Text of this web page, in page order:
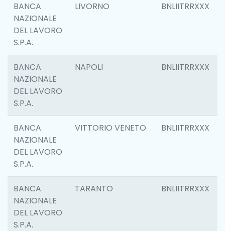
BANCA
NAZIONALE
DEL LAVORO
S.P.A.
LIVORNO BNLIITRRXXX
BANCA
NAZIONALE
DEL LAVORO
S.P.A.
NAPOLI BNLIITRRXXX
BANCA
NAZIONALE
DEL LAVORO
S.P.A.
VITTORIO VENETO BNLIITRRXXX
BANCA
NAZIONALE
DEL LAVORO
S.P.A.
TARANTO BNLIITRRXXX